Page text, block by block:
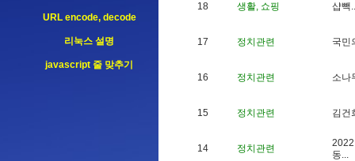
URL encode, decode
리눅스 설명
javascript 줄 맞추기
18 생활, 쇼핑 샵빽..
17 정치관련 국민
16 정치관련 소나
15 정치관련 김 건
14 정치관련 2022
동...